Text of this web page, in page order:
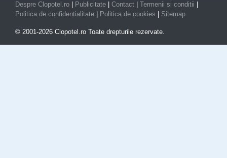
Despre Clopotel.ro Publicitate Contact Termenii si conditii
Politica de confidentialitate
Politica de cookies Sitemap
© 2001-2026 Clopotel.ro Toate drepturile rezervate.